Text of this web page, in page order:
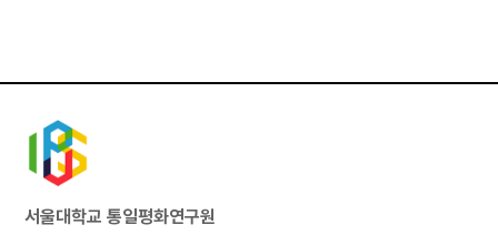
서울대학교 통일평화연구원